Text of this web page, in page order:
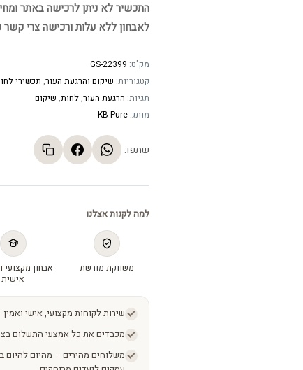
התכשיר לא ניתן לרכישה באתר
לאבחון ללא עלות ורכישה צרי
מק"ט: GS-22399
קטגוריות: שיקום והרגעת העור, תכשירי
תגיות: הרגעת העור,לחות, שיקום
מותג: KB Pure
שתפו:
למה לקנות אצלנו
משווקת מורשת
אבחון
אישית
שירות לקוחות מקצועי, אישי
מכבדים את כל אמצעי התשלום